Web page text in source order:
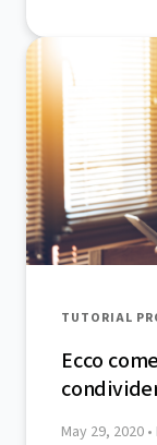
TUTORIAL
Ecco
May 29, 2020